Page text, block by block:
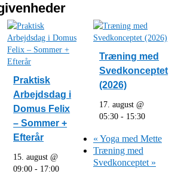
Praktisk
Arbejdsdag i
Domus Felix
– Sommer +
Efterår
15. august @
09:00 - 17:00
Træning med
Svedkonceptet
(2026)
17. august @
05:30 - 15:30
« Yoga med Mette
Træning med
Svedkonceptet »